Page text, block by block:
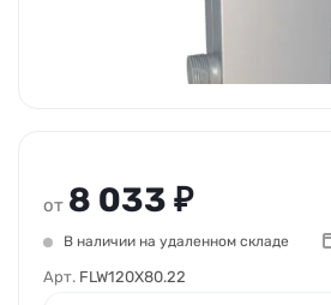
от 8 033 ₽
В наличии на удаленном складе
Арт. FLW120X80.22